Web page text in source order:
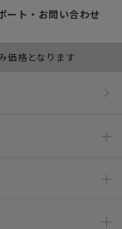
ート・お問い合わせ
価格となります